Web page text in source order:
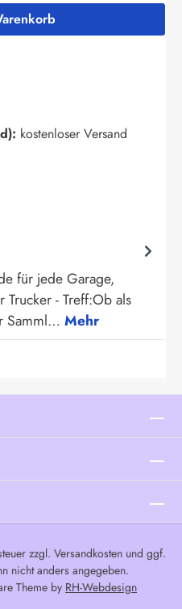
kostenloser Versand
für jede Garage,
- Treff:Ob als
Samml… Mehr
zzgl. Versandkostenund ggf.
nicht anders angegeben.
Theme by RH-Webdesign